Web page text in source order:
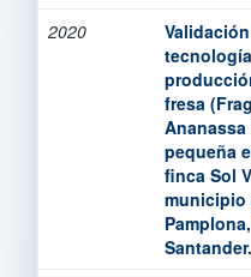
2020
fresa
Ananassa
pequeña
finca Sol
municipio
Santander.